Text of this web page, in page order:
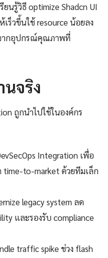
รียนรู้วิธี optimize Shadcn UI
เร็วขึ้นใช้ resource น้อยลง
ากอุปกรณ์คุณภาพที่
นจริง
ถูกนำไปใช้ในองค์กร
Integration เพื่อ
time-to-market ด้วยทีมเล็ก
legacy system ลด
และรองรับ compliance
traffic spike ช่วง flash